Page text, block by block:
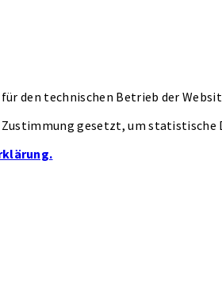
den technischen Betrieb der
gesetzt, um